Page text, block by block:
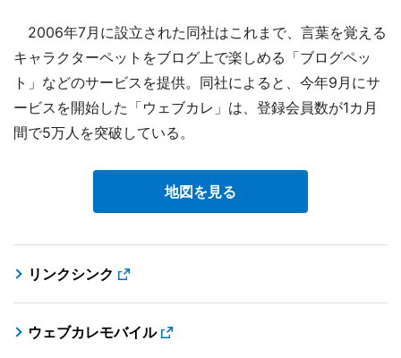
2006年7月に設立された同社はこれまで、言葉を覚える
キャラクターペットをブログ上で楽しめる「ブログペッ
ト」などのサービスを提供。同社によると、今年9月にサ
ービスを開始した「ウェブカレ」は、登録会員数が1カ月
間で5万人を突破している。
地図を見る
リンクシンク
ウェブカレモバイル